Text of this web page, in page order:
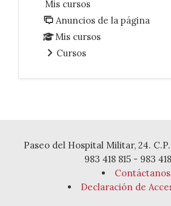
Mis cursos
Anuncios de la página
Mis cursos
Cursos
Paseo del Hospital Militar, 24.
983 418 815 - 983
Contáctanos
Declaración de